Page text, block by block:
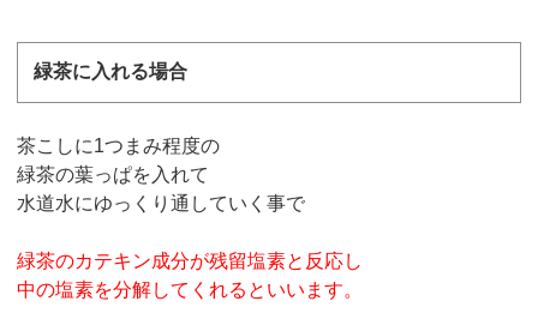
緑茶に入れる場合
茶こしに1つまみ程度の
緑茶の葉っぱを入れて
水道水にゆっくり通していく事で
緑茶のカテキン成分が残留塩素と反応し
中の塩素を分解してくれるといいます。